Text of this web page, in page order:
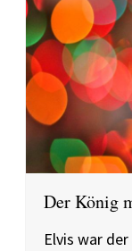
Der König
Elvis war